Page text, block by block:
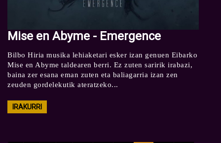
Mise en Abyme - Emergence
Bilbo Hiria musika lehiaketari esker izan genuen Eibarko
Mise en Abyme taldearen berri. Ez zuten saririk irabazi,
baina zer esana eman zuten eta baliagarria izan zen
zeuden gordelekutik ateratzeko...
IRAKURRI